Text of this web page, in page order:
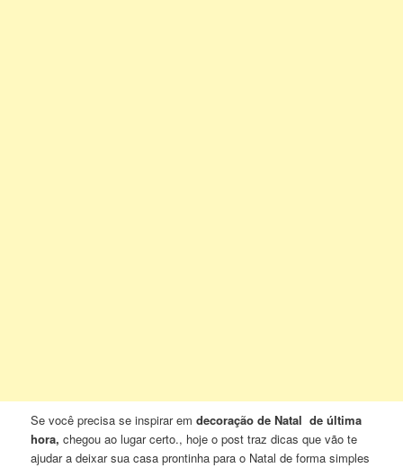
Se você precisa se inspirar emdecoração de Natal de última
hora,chegou ao lugar certo., hoje o post traz dicas que vão te
ajudar a deixar sua casa prontinha para o Natal de forma simples